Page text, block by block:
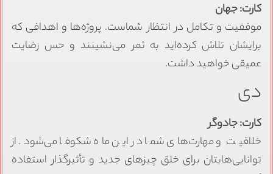
کارت: جهان
موفقیت و تکامل در انتظار شماست. پروژه‌ها و اهدافی که
برایشان تلاش کرده‌اید به ثمر می‌نشینند و حس رضایت
عمیقی خواهید داشت.
دی
کارت: جادوگر
خلاقیت و مهارت‌های شما در این ماه شکوفا می‌شود. از
توانایی‌هایتان برای خلق چیزهای جدید و تأثیرگذار استفاده